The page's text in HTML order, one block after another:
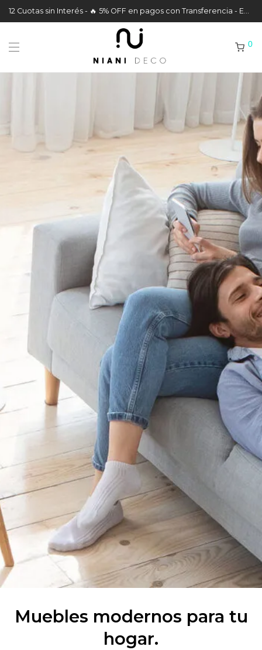
12 Cuotas sin Interés - 🔥 5% OFF en pagos con Transferencia - Envíos a todo el País
0
Muebles modernos para tu
hogar.